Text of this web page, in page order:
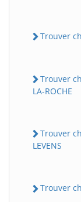
Trouver
Trouver
LA-ROCHE
Trouver
LEVENS
Trouver